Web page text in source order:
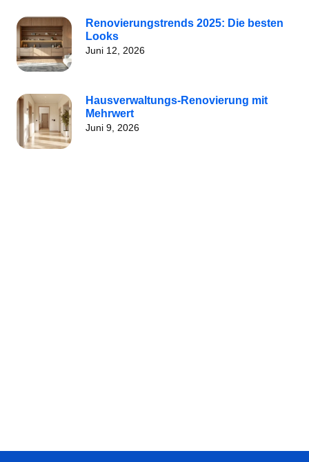
Renovierungstrends 2025: Die besten
Looks
Juni 12, 2026
Hausverwaltungs-Renovierung mit
Mehrwert
Juni 9, 2026